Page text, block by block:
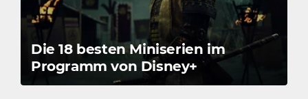
Die 18 besten Miniserien im
Programm von Disney+